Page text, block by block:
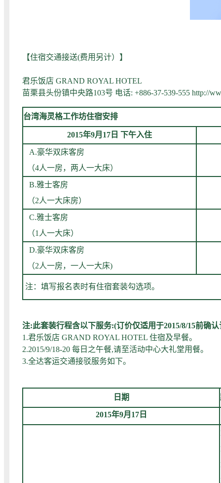
【住宿交通接送(费用另计）】
君乐饭店 GRAND ROYAL HOTEL
苗栗县头份镇中央路103号 电话: +886-37-539-555 http://
台湾海灵格工作坊住宿安排
2015年9月17日 下午入住
A.豪华双床客房
（4人一房，两人一大床）
B.雅士客房
（2人一大床房）
C.雅士客房
（1人一大床）
D.豪华双床客房
（2人一房，一人一大床)
注：填写报名表时有住宿套装勾选项。
注:此套装行程含以下服务:(订价仅适用于2015/8/15前确
1.君乐饭店 GRAND ROYAL HOTEL 住宿及早餐。
2.2015/9/18-20 每日之午餐,请至活动中心大礼堂用餐。
3.全达客运交通接驳服务如下。
日期
2015年9月17日